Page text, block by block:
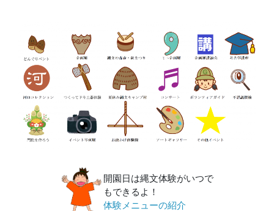
開園日は縄文体験がいつで
もできるよ！
体験メニューの紹介